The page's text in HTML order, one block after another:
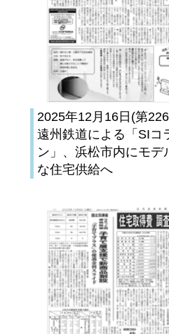
2025年12月16日(第
遠州鉄道による「SIコ
ン」、浜松市内にモ
な住宅供給へ